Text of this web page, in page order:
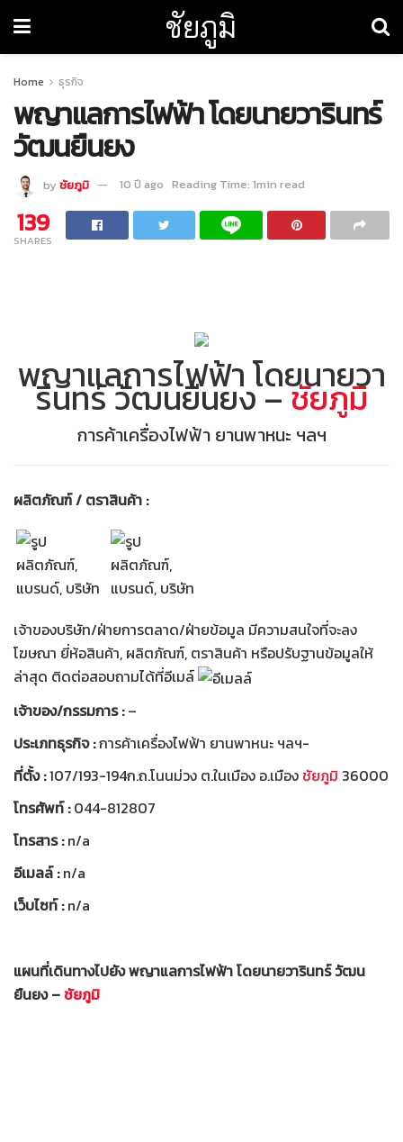
ชัยภูมิ
Home ธุรกิจ
พญาแลการไฟฟ้า โดยนายวารินทร์
วัฒนยืนยง
by ชัยภูมิ 10 ปี ago Reading Time: 1min read
139
SHARES
พญาแลการไฟฟ้า โดยนายวา
รินทร์ วัฒนยืนยง –ชัยภูมิ
การค้าเครื่องไฟฟ้า ยานพาหนะ ฯลฯ
ผลิตภัณฑ์ / ตราสินค้า :
เจ้าของบริษัท/ฝ่ายการตลาด/ฝ่ายข้อมูล มีความสนใจที่จะลง
โฆษณา ยี่ห้อสินค้า, ผลิตภัณฑ์, ตราสินค้า หรือปรับฐานข้อมูลให้
ล่าสุด ติดต่อสอบถามได้ที่อีเมล์
เจ้าของ/กรรมการ :–
ประเภทธุรกิจ :การค้าเครื่องไฟฟ้า ยานพาหนะ ฯลฯ-
ที่ตั้ง :107/193-194ก.ถ.โนนม่วง ต.ในเมือง อ.เมืองชัยภูมิ 36000
โทรศัพท์ :044-812807
โทรสาร :n/a
อีเมลล์ :n/a
เว็บไซท์ :n/a
แผนที่เดินทางไปยัง พญาแลการไฟฟ้า โดยนายวารินทร์ วัฒน
ยืนยง –ชัยภูมิ